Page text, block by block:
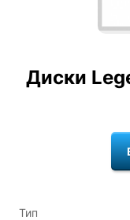
Диски
Тип